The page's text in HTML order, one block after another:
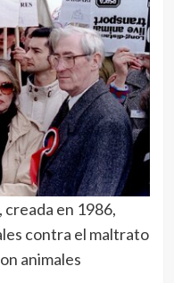
en 1986,
contra el maltrato
animales